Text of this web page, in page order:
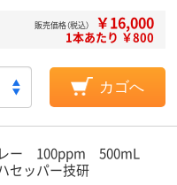
販売価格（税込） ￥16,000
1本あたり ￥800
カゴへ
レー 100ppm 500mL
ッパー技研